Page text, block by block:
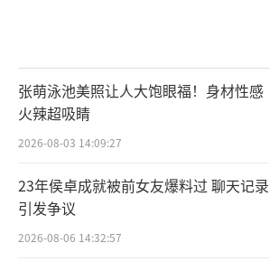
张萌泳池美照让人大饱眼福！身材性感
火辣超吸睛
2026-08-03 14:09:27
23年侯卓成就被前女友爆料过 聊天记录
引发争议
2026-08-06 14:32:57